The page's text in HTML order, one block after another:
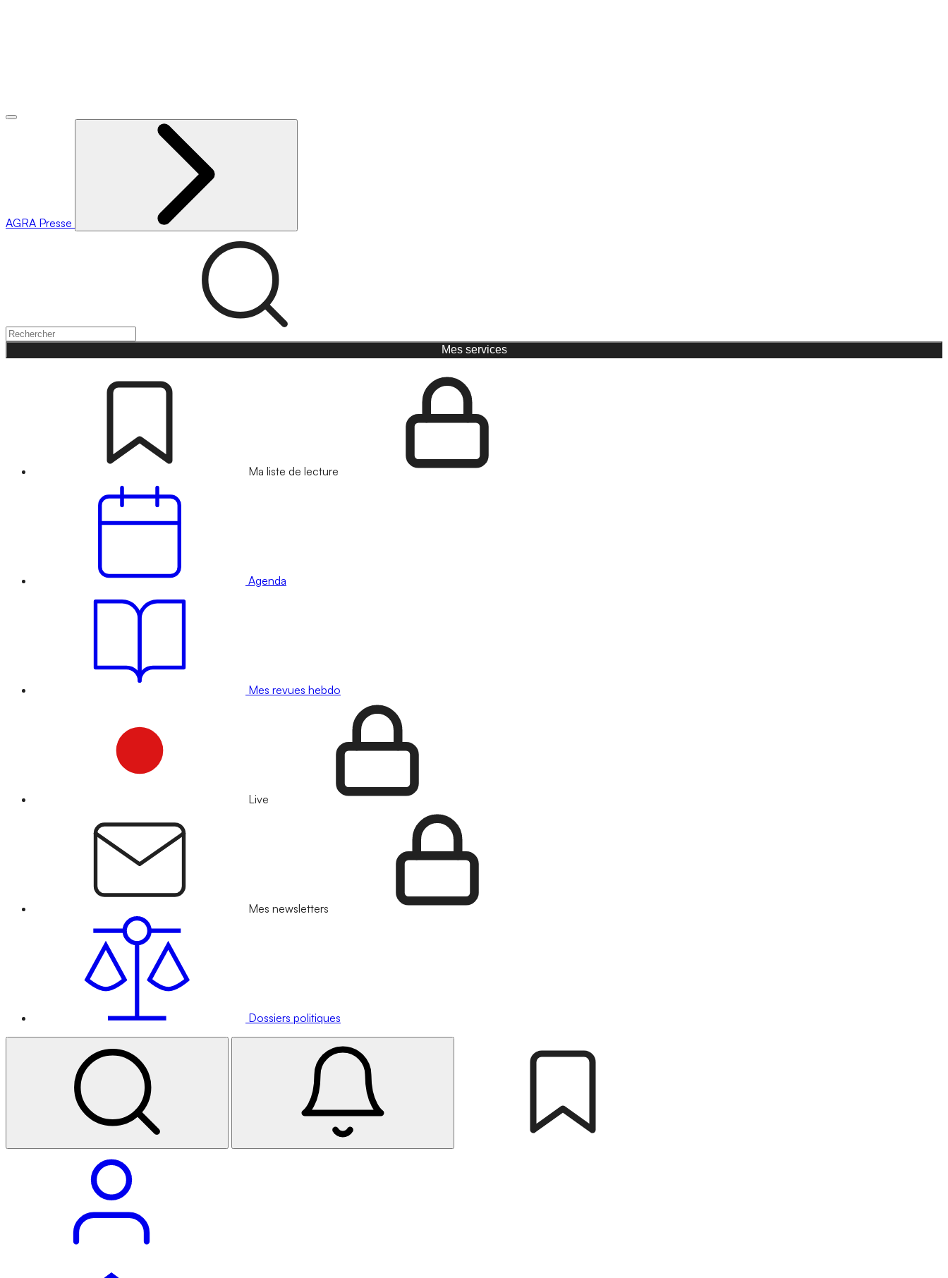
AGRA Presse
Mes services
Ma liste de lecture
Agenda
Mes revues hebdo
Live
Mes newsletters
Dossiers politiques